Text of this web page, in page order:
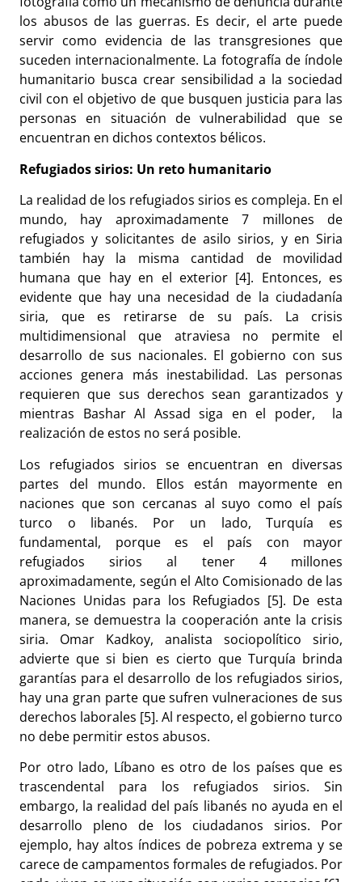
los abusos de las guerras. Es decir, el arte puede
servir como evidencia de las transgresiones que
suceden internacionalmente. La fotografía de índole
humanitario busca crear sensibilidad a la sociedad
civil con el objetivo de que busquen justicia para las
personas en situación de vulnerabilidad que se
encuentran en dichos contextos bélicos.
Refugiados sirios: Un reto humanitario
La realidad de los refugiados sirios es compleja. En el
mundo, hay aproximadamente 7 millones de
refugiados y solicitantes de asilo sirios, y en Siria
también hay la misma cantidad de movilidad
humana que hay en el exterior [4]. Entonces, es
evidente que hay una necesidad de la ciudadanía
siria, que es retirarse de su país. La crisis
multidimensional que atraviesa no permite el
desarrollo de sus nacionales. El gobierno con sus
acciones genera más inestabilidad. Las personas
requieren que sus derechos sean garantizados y
mientras Bashar Al Assad siga en el poder, la
realización de estos no será posible.
Los refugiados sirios se encuentran en diversas
partes del mundo. Ellos están mayormente en
naciones que son cercanas al suyo como el país
turco o libanés. Por un lado, Turquía es
fundamental, porque es el país con mayor
refugiados sirios al tener 4 millones
aproximadamente, según el Alto Comisionado de las
Naciones Unidas para los Refugiados [5]. De esta
manera, se demuestra la cooperación ante la crisis
siria. Omar Kadkoy, analista sociopolítico sirio,
advierte que si bien es cierto que Turquía brinda
garantías para el desarrollo de los refugiados sirios,
hay una gran parte que sufren vulneraciones de sus
derechos laborales [5]. Al respecto, el gobierno turco
no debe permitir estos abusos.
Por otro lado, Líbano es otro de los países que es
trascendental para los refugiados sirios. Sin
embargo, la realidad del país libanés no ayuda en el
desarrollo pleno de los ciudadanos sirios. Por
ejemplo, hay altos índices de pobreza extrema y se
carece de campamentos formales de refugiados. Por